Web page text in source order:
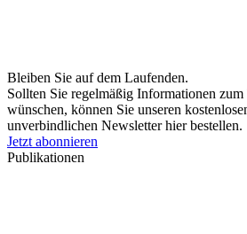
Bleiben Sie auf dem Laufenden.
Sollten Sie regelmäßig Informationen
wünschen, können Sie unseren
unverbindlichen Newsletter hier bestellen.
Jetzt abonnieren
Publikationen